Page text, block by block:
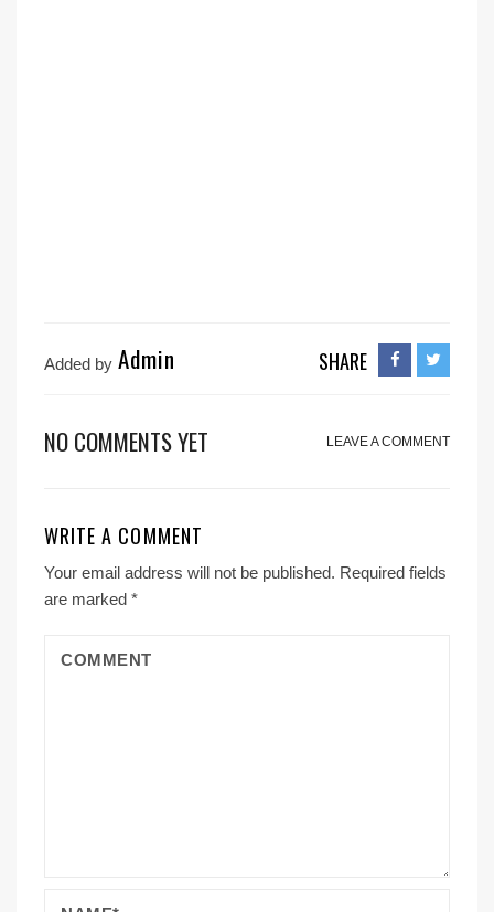
Added by Admin SHARE
NO COMMENTS YET LEAVE A COMMENT
WRITE A COMMENT
Your email address will not be published. Required fields
are marked *